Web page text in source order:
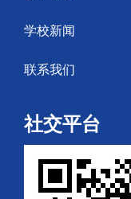
学校新闻
联系我们
社交平台